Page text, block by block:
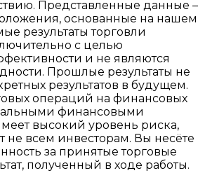
Представленные данные –
основанные на нашем
результаты торговли
с целью
и не являются
Прошлые результаты не
результатов в будущем.
операций на финансовых
финансовыми
высокий уровень риска,
не всем инвесторам. Вы несёте
за принятые торговые
полученный в ходе работы.